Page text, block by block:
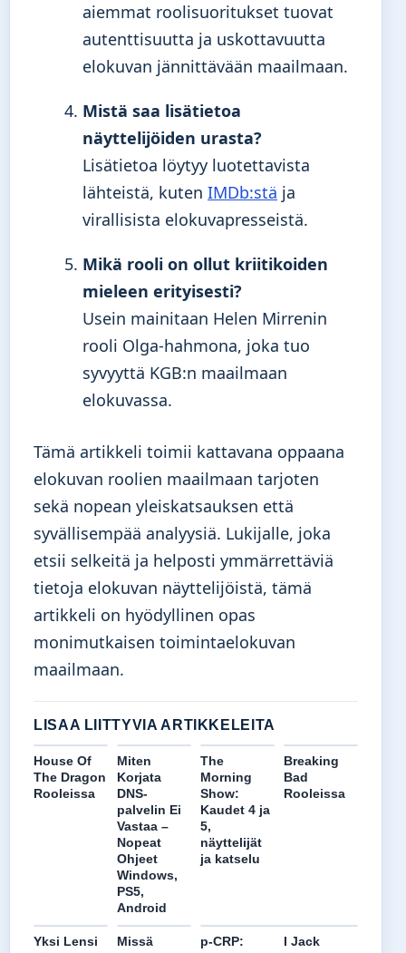
aiemmat roolisuoritukset tuovat
autenttisuutta ja uskottavuutta
elokuvan jännittävään maailmaan.
Mistä saa lisätietoa
näyttelijöiden urasta?
Lisätietoa löytyy luotettavista
lähteistä, kuten IMDb:stä ja
virallisista elokuvapresseistä.
Mikä rooli on ollut kriitikoiden
mieleen erityisesti?
Usein mainitaan Helen Mirrenin
rooli Olga-hahmona, joka tuo
syvyyttä KGB:n maailmaan
elokuvassa.
Tämä artikkeli toimii kattavana oppaana
elokuvan roolien maailmaan tarjoten
sekä nopean yleiskatsauksen että
syvällisempää analyysiä. Lukijalle, joka
etsii selkeitä ja helposti ymmärrettäviä
tietoja elokuvan näyttelijöistä, tämä
artikkeli on hyödyllinen opas
monimutkaisen toimintaelokuvan
maailmaan.
LISAA LIITTYVIA ARTIKKELEITA
House Of
The Dragon
Rooleissa
Miten
Korjata
DNS-
palvelin Ei
Vastaa –
Nopeat
Ohjeet
Windows,
PS5,
Android
The
Morning
Show:
Kaudet 4 ja
5,
näyttelijät
ja katselu
Breaking
Bad
Rooleissa
Yksi Lensi
Missä
p-CRP:
I Jack